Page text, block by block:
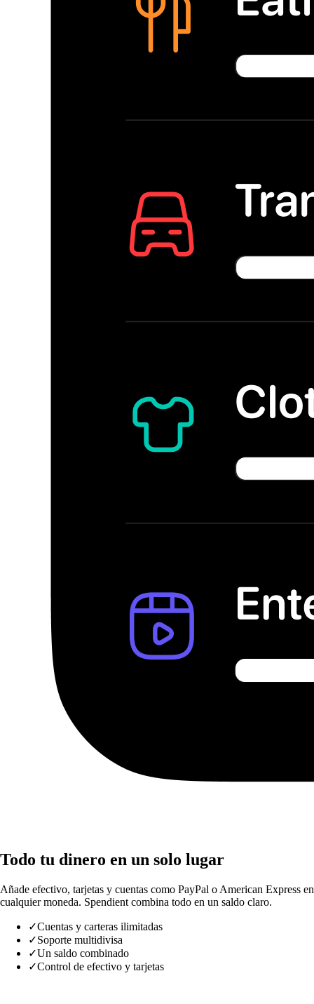
Todo tu dinero en un solo lugar
Añade efectivo, tarjetas y cuentas como PayPal o American Express en
cualquier moneda. Spendient combina todo en un saldo claro.
✓Cuentas y carteras ilimitadas
✓Soporte multidivisa
✓Un saldo combinado
✓Control de efectivo y tarjetas